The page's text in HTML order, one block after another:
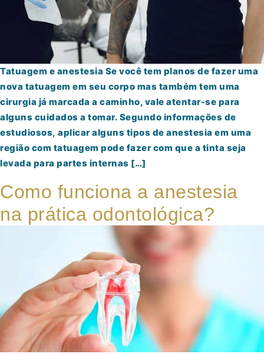
Tatuagem e anestesia Se você tem planos de fazer uma
nova tatuagem em seu corpo mas também tem uma
cirurgia já marcada a caminho, vale atentar-se para
alguns cuidados a tomar. Segundo informações de
estudiosos, aplicar alguns tipos de anestesia em uma
região com tatuagem pode fazer com que a tinta seja
levada para partes internas […]
Como funciona a anestesia
na prática odontológica?